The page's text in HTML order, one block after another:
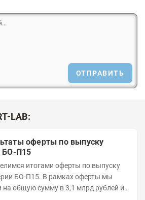
ОТПРАВИТЬ
LAB:
оферты по выпуску
БО-П15
БО-П15. В рамках оферты мы
на общую сумму в 3,1 млрд рублей из